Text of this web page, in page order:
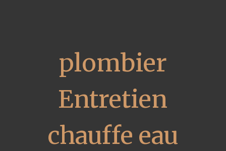
plombier
Entretien
chauffe eau